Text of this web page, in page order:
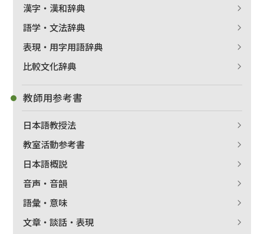
漢字・漢和辞典
語学・文法辞典
表現・用字用語辞典
比較文化辞典
教師用参考書
日本語教授法
教室活動参考書
日本語概説
音声・音韻
語彙・意味
文章・談話・表現